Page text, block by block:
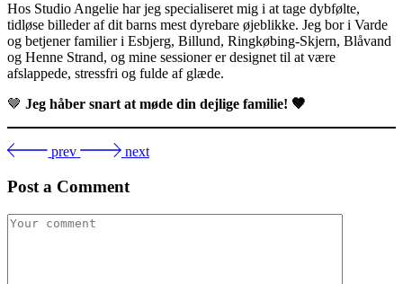
Hos Studio Angelie har jeg specialiseret mig i at tage dybfølte,
tidløse billeder af dit barns mest dyrebare øjeblikke. Jeg bor i Varde
og betjener familier i Esbjerg, Billund, Ringkøbing-Skjern, Blåvand
og Henne Strand, og mine sessioner er designet til at være
afslappede, stressfri og fulde af glæde.
🤎 Jeg håber snart at møde din dejlige familie! 🤎
prev next
Post a Comment